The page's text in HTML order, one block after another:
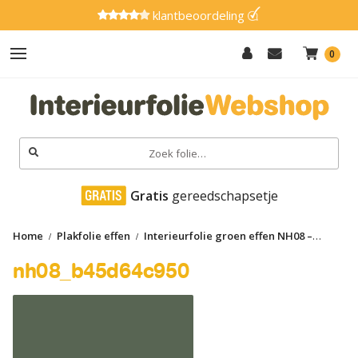
klantbeoordeling
0
Zoeken
naar:
Hout
Effen
Marmer
Glitter
Natuursteen
Gratis gereedschapsetje
Home Plakfolie effen
Interieurfolie groen effen NH08 –
nh08_b45d64c950